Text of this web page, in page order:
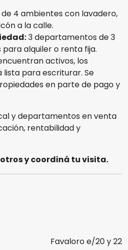
4 ambientes con lavadero,
a la calle.
3 departamentos de 3
alquiler o renta fija.
activos, los
para escriturar. Se
en parte de pago y
y departamentos en venta
rentabilidad y
y coordiná tu visita.
Favaloro e/20 y 22